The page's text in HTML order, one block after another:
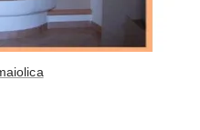
Norme